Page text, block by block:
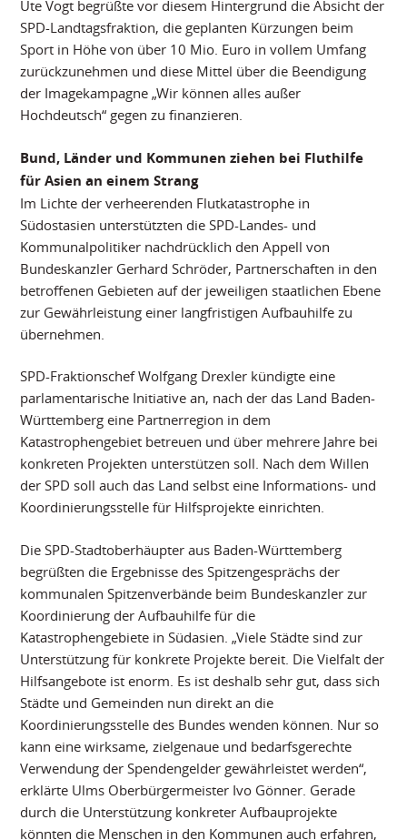
Ute Vogt begrüßte vor diesem Hintergrund die Absicht der
SPD-Landtagsfraktion, die geplanten Kürzungen beim
Sport in Höhe von über 10 Mio. Euro in vollem Umfang
zurückzunehmen und diese Mittel über die Beendigung
der Imagekampagne „Wir können alles außer
Hochdeutsch“ gegen zu finanzieren.
Bund, Länder und Kommunen ziehen bei Fluthilfe
für Asien an einem Strang
Im Lichte der verheerenden Flutkatastrophe in
Südostasien unterstützten die SPD-Landes- und
Kommunalpolitiker nachdrücklich den Appell von
Bundeskanzler Gerhard Schröder, Partnerschaften in den
betroffenen Gebieten auf der jeweiligen staatlichen Ebene
zur Gewährleistung einer langfristigen Aufbauhilfe zu
übernehmen.
SPD-Fraktionschef Wolfgang Drexler kündigte eine
parlamentarische Initiative an, nach der das Land Baden-
Württemberg eine Partnerregion in dem
Katastrophengebiet betreuen und über mehrere Jahre bei
konkreten Projekten unterstützen soll. Nach dem Willen
der SPD soll auch das Land selbst eine Informations- und
Koordinierungsstelle für Hilfsprojekte einrichten.
Die SPD-Stadtoberhäupter aus Baden-Württemberg
begrüßten die Ergebnisse des Spitzengesprächs der
kommunalen Spitzenverbände beim Bundeskanzler zur
Koordinierung der Aufbauhilfe für die
Katastrophengebiete in Südasien. „Viele Städte sind zur
Unterstützung für konkrete Projekte bereit. Die Vielfalt der
Hilfsangebote ist enorm. Es ist deshalb sehr gut, dass sich
Städte und Gemeinden nun direkt an die
Koordinierungsstelle des Bundes wenden können. Nur so
kann eine wirksame, zielgenaue und bedarfsgerechte
Verwendung der Spendengelder gewährleistet werden“,
erklärte Ulms Oberbürgermeister Ivo Gönner. Gerade
durch die Unterstützung konkreter Aufbauprojekte
könnten die Menschen in den Kommunen auch erfahren,